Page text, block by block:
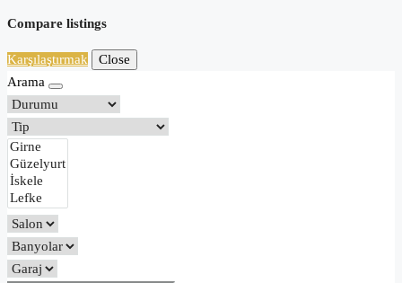
Compare listings
Karşılaştırmak
Close
Arama